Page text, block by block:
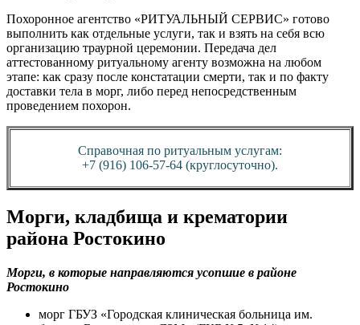
Похоронное агентство «РИТУАЛЬНЫЙ СЕРВИС» готово
выполнить как отдельные услуги, так и взять на себя всю
организацию траурной церемонии. Передача дел
аттестованному ритуальному агенту возможна на любом
этапе: как сразу после констатации смерти, так и по факту
доставки тела в морг, либо перед непосредственным
проведением похорон.
Справочная по ритуальным услугам:
+7 (916) 106-57-64 (круглосуточно).
Морги, кладбища и крематории
района Ростокино
Морги, в которые направляются усопшие в районе
Ростокино
морг ГБУЗ «Городская клиническая больница им.